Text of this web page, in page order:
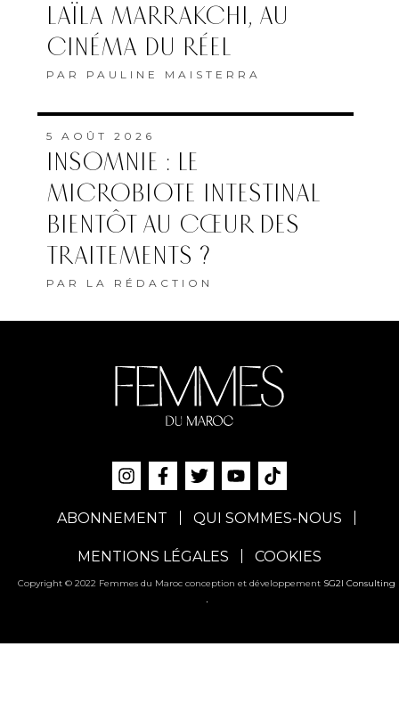
LAÏLA MARRAKCHI, AU
CINÉMA DU RÉEL
PAR PAULINE MAISTERRA
5 AOÛT 2026
INSOMNIE : LE
MICROBIOTE INTESTINAL
BIENTÔT AU CŒUR DES
TRAITEMENTS ?
PAR LA RÉDACTION
ABONNEMENT QUI SOMMES-NOUS
MENTIONS LÉGALES COOKIES
Copyright © 2022 Femmes du Maroc conception et développement SG2I Consulting